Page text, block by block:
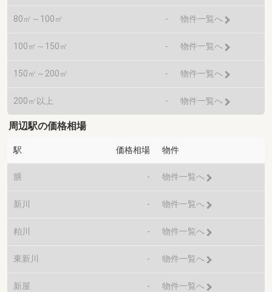
80㎡～100㎡ - 物件一覧へ
100㎡～150㎡ - 物件一覧へ
150㎡～200㎡ - 物件一覧へ
200㎡以上 - 物件一覧へ
周辺駅の価格相場
駅 価格相場 物件
膳 - 物件一覧へ
新川 - 物件一覧へ
粕川 - 物件一覧へ
東新川 - 物件一覧へ
新屋 - 物件一覧へ